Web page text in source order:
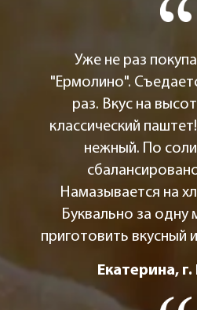
Уже не раз
"Ермолино".
раз. Вкус на
классический
нежный. По
Намазывается на
Буквально за
приготовить вкусный
Екатерина, г.